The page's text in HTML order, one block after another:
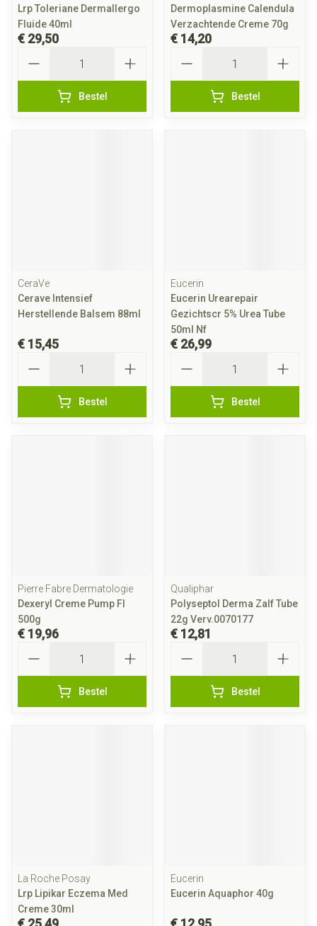
Lrp Toleriane Dermallergo
Fluide 40ml
€ 29,50
Bestel
Dermoplasmine Calendula
Verzachtende Creme 70g
€ 14,20
Bestel
CeraVe
Cerave Intensief
Herstellende Balsem 88ml
€ 15,45
Bestel
Eucerin
Eucerin Urearepair
Gezichtscr 5% Urea Tube
50ml Nf
€ 26,99
Bestel
Pierre Fabre Dermatologie
Dexeryl Creme Pump Fl
500g
€ 19,96
Bestel
Qualiphar
Polyseptol Derma Zalf Tube
22g Verv.0070177
€ 12,81
Bestel
La Roche Posay
Lrp Lipikar Eczema Med
Creme 30ml
Eucerin
Eucerin Aquaphor 40g